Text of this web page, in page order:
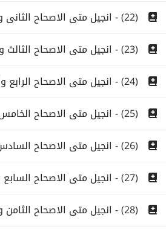
(22) - انجيل متى الاصحاح الثانى والعشرون
(23) - انجيل متى الاصحاح الثالث والعشرون
(24) - انجيل متى الاصحاح الرابع والعشرون
(25) - انجيل متى الاصحاح الخامس والعشرون
(26) - انجيل متى الاصحاح السادس والعشرون
(27) - انجيل متى الاصحاح السابع والعشرون
(28) - انجيل متى الاصحاح الثامن والعشرون